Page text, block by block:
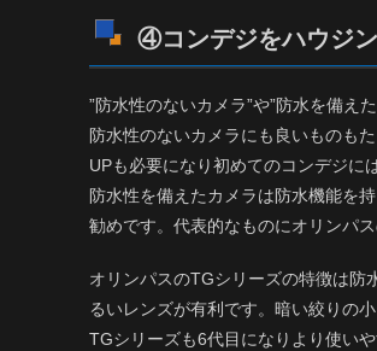
④コンデジをハウジ
”防水性のないカメラ”や”防水を備え
防水性のないカメラにも良いものも
UPも必要になり初めてのコンデジに
防水性を備えたカメラは防水機能を
勧めです。代表的なものにオリンパ
オリンパスのTGシリーズの特徴は防
るいレンズが有利です。暗い絞りの
TGシリーズも6代目になりより使い